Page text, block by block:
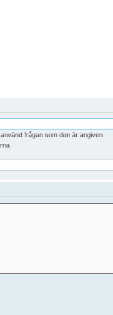
frågan som den är angiven